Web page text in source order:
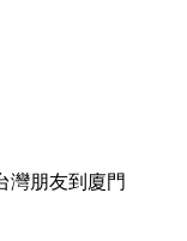
灣朋友到廈門